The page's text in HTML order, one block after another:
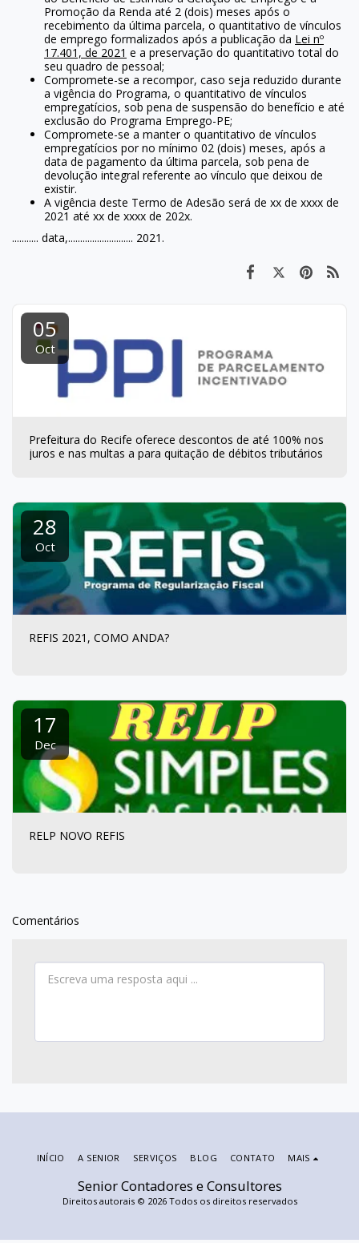
Promoção da Renda até 2 (dois) meses após o
recebimento da última parcela, o quantitativo de vínculos
de emprego formalizados após a publicação da Lei nº
17.401, de 2021 e a preservação do quantitativo total do
seu quadro de pessoal;
Compromete-se a recompor, caso seja reduzido durante
a vigência do Programa, o quantitativo de vínculos
empregatícios, sob pena de suspensão do benefício e até
exclusão do Programa Emprego-PE;
Compromete-se a manter o quantitativo de vínculos
empregatícios por no mínimo 02 (dois) meses, após a
data de pagamento da última parcela, sob pena de
devolução integral referente ao vínculo que deixou de
existir.
A vigência deste Termo de Adesão será de xx de xxxx de
2021 até xx de xxxx de 202x.
........... data,........................... 2021.
05
Oct
Prefeitura do Recife oferece descontos de até 100% nos
juros e nas multas a para quitação de débitos tributários
28
Oct
REFIS 2021, COMO ANDA?
17
Dec
RELP NOVO REFIS
Comentários
Senior Contadores e Consultores
Direitos autorais © 2026 Todos os direitos reservados
INÍCIO A SENIOR SERVIÇOS BLOG CONTATO MAIS